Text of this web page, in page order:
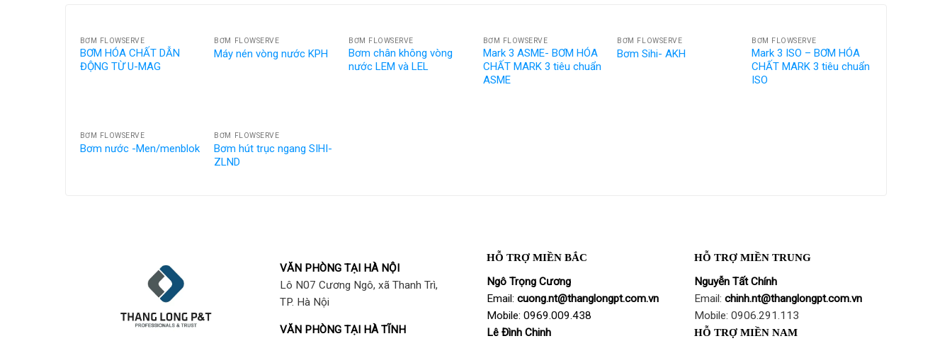
BƠM FLOWSERVE
BƠM HÓA CHẤT DẪN
ĐỘNG TỪ U-MAG
BƠM FLOWSERVE
Máy nén vòng nước KPH
BƠM FLOWSERVE
Bơm chân không vòng
nước LEM và LEL
BƠM FLOWSERVE
Mark 3 ASME- BƠM HÓA
CHẤT MARK 3 tiêu chuẩn
ASME
BƠM FLOWSERVE
Bơm Sihi- AKH
BƠM FLOWSERVE
Mark 3 ISO – BƠM HÓA
CHẤT MARK 3 tiêu chuẩn
ISO
BƠM FLOWSERVE
Bơm nước -Men/menblok
BƠM FLOWSERVE
Bơm hút trục ngang SIHI-
ZLND
VĂN PHÒNG TẠI HÀ NỘI
Lô N07 Cương Ngô, xã Thanh Trì,
TP. Hà Nội
VĂN PHÒNG TẠI HÀ TĨNH
HỖ TRỢ MIỀN BẮC
Ngô Trọng Cương
Email: cuong.nt@thanglongpt.com.vn
Mobile: 0969.009.438
Lê Đình Chinh
HỖ TRỢ MIỀN TRUNG
Nguyễn Tất Chính
Email: chinh.nt@thanglongpt.com.vn
Mobile: 0906.291.113
HỖ TRỢ MIỀN NAM